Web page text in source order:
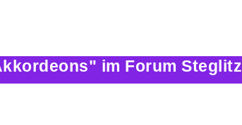
im Forum Steglitz